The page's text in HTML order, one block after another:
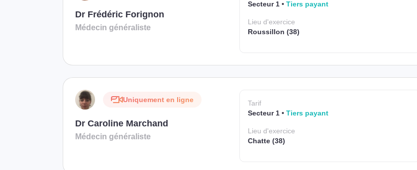
Dr Frédéric Forignon
Médecin généraliste
Secteur 1
Tiers payant
Lieud'exercice
Roussillon (38)
Uniquement en ligne
Dr Caroline Marchand
Médecin généraliste
Tarif
Secteur 1
Tiers payant
Lieud'exercice
Chatte (38)